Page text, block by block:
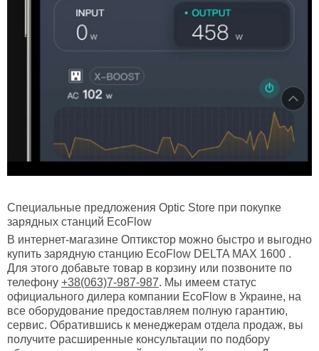
Специальные предложения Optic Store при покупке
зарядных станций EcoFlow
В интернет-магазине Оптикстор можно быстро и выгодно
купить зарядную станцию EcoFlow DELTA MAX 1600 .
Для этого добавьте товар в корзину или позвоните по
телефону +38(063)7-987-987. Мы имеем статус
официального дилера компании EcoFlow в Украине, на
все оборудование предоставляем полную гарантию,
сервис. Обратившись к менеджерам отдела продаж, вы
получите расширенные консультации по подбору